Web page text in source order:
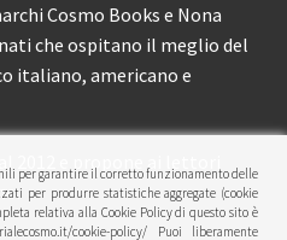
Cosmo Books e Nona
che ospitano il meglio del
italiano, americano e
2012 e propone ai lettori
per garantire il corretto funzionamento delle
per produrre statistiche aggregate (cookie
relativa alla Cookie Policy di questo sito è
cookie-policy/ Puoi liberamente